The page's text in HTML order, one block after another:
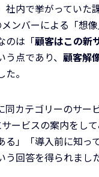
社内で挙がっていた
ンバーによる「想
のは「顧客はこの新
う点であり、 顧客解
た。
同カテゴリーのサー
ービスの案内をし
る」「導入前に知っ
回答を得られました